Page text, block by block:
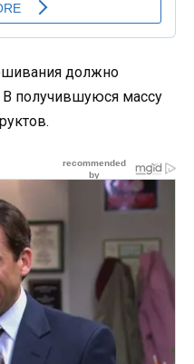
должно
В получившуюся массу